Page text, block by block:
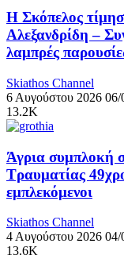
Η Σκόπελος
Αλεξανδρίδη –
λαμπρές
Skiathos Channel
6 Αυγούστου 2026 06/
13.2K
Άγρια συμπλοκή
Τραυματίας
εμπλεκόμενοι
Skiathos Channel
4 Αυγούστου 2026 04/
13.6K